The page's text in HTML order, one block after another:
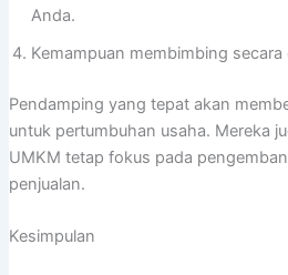
Anda.
Kemampuan membimbing
Pendamping yang tepat akan
untuk pertumbuhan usaha. Mereka
UMKM tetap fokus pada
penjualan.
Kesimpulan